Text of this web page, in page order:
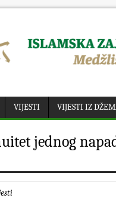
VIJESTI VIJESTI IZ
jednog